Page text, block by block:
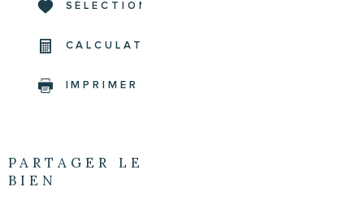
SÉLECTIONNER
CALCULATRICE
IMPRIMER
PARTAGER LE
BIEN